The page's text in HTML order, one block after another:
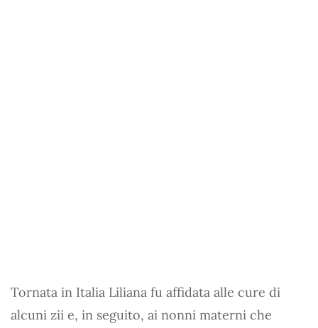
Tornata in Italia Liliana fu affidata alle cure di
alcuni zii e, in seguito, ai nonni materni che